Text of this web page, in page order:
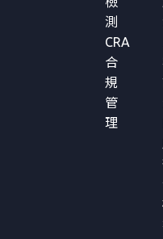
測
CRA
合
規
管
理